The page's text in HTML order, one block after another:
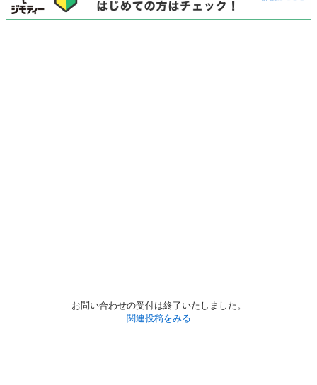
お問い合わせの受付は終了いたしました。
関連投稿をみる